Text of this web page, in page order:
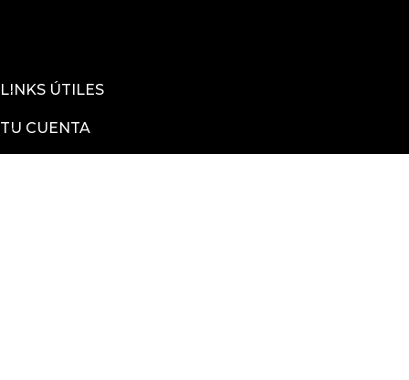
LINKS ÚTILES
TU CUENTA